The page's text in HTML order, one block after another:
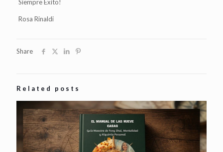
Siempre Éxito!
Rosa Rinaldi
Share
Related posts